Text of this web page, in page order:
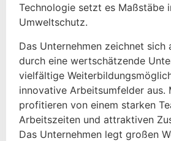
Technologie setzt es Maßstäbe
Umweltschutz.
Das Unternehmen zeichnet sich
durch eine wertschätzende
vielfältige
innovative Arbeitsumfelder aus.
profitieren von einem starken
Arbeitszeiten und attraktiven
Das Unternehmen legt großen